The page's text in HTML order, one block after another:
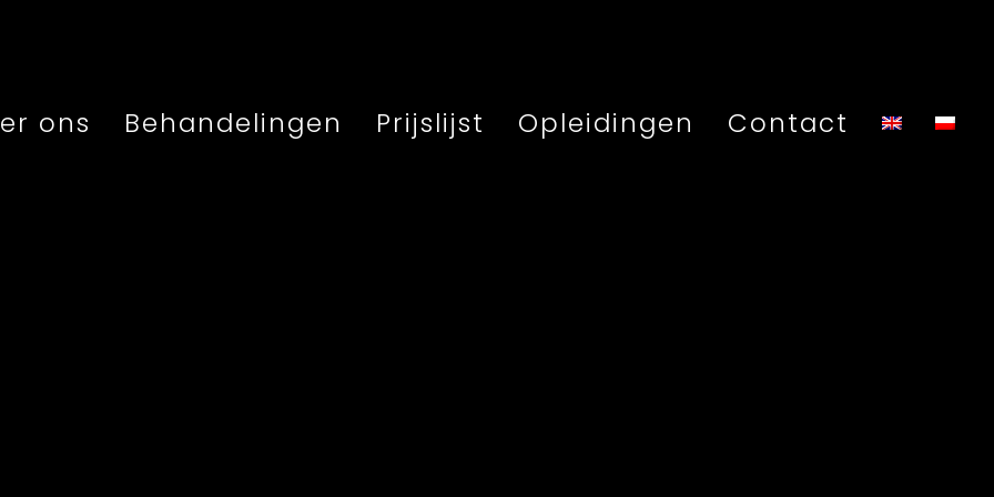
ons Behandelingen Prijslijst Opleidingen Contact